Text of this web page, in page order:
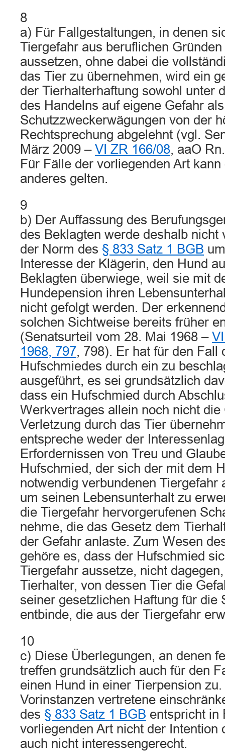
8
a) Für Fallgestaltungen, in denen
Tiergefahr aus beruflichen
aussetzen, ohne dabei die
das Tier zu übernehmen, wird ein
der Tierhalterhaftung sowohl unter
des Handelns auf eigene Gefahr
Schutzzweckerwägungen von der
Rechtsprechung abgelehnt (vgl.
März 2009 – VI ZR 166/08, aaO
Für Fälle der vorliegenden Art
anderes gelten.
9
b) Der Auffassung des
des Beklagten werde deshalb nicht
der Norm des § 833 Satz 1 BGB
Interesse der Klägerin, den Hund
Beklagten überwiege, weil sie mit
Hundepension ihren
nicht gefolgt werden. Der
solchen Sichtweise bereits früher
(Senatsurteil vom 28. Mai 1968 –
1968, 797, 798). Er hat für den Fall
Hufschmiedes durch ein zu
ausgeführt, es sei grundsätzlich
dass ein Hufschmied durch
Werkvertrages allein noch nicht die
Verletzung durch das Tier
entspreche weder der
Erfordernissen von Treu und
Hufschmied, der sich der mit dem
notwendig verbundenen Tiergefahr
um seinen Lebensunterhalt zu
die Tiergefahr hervorgerufenen
nehme, die das Gesetz dem
der Gefahr anlaste. Zum Wesen
gehöre es, dass der Hufschmied
Tiergefahr aussetze, nicht
Tierhalter, von dessen Tier die
seiner gesetzlichen Haftung für die
entbinde, die aus der Tiergefahr
10
c) Diese Überlegungen, an denen
treffen grundsätzlich auch für den
einen Hund in einer Tierpension
Vorinstanzen vertretene
des § 833 Satz 1 BGB entspricht in
vorliegenden Art nicht der Intention
auch nicht interessengerecht.